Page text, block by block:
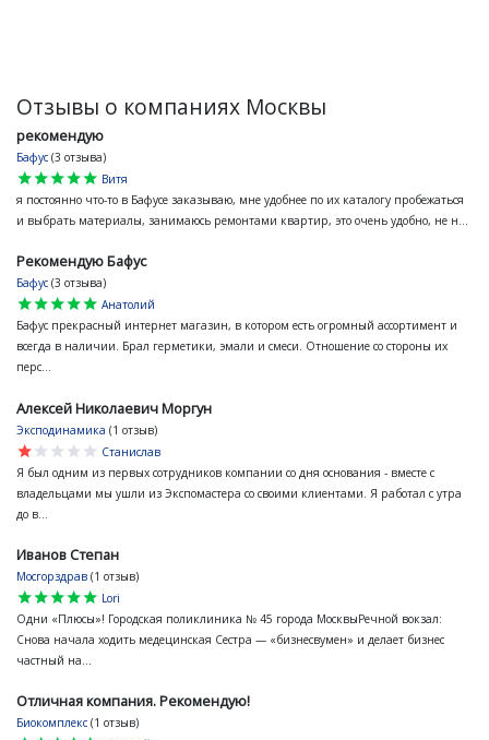
Отзывы о компаниях Москвы
рекомендую
Бафус (3 отзыва)
star
star
star
star
star
Витя
я постоянно что-то в Бафусе заказываю, мне удобнее по их каталогу пробежаться
и выбрать материалы, занимаюсь ремонтами квартир, это очень удобно, не н...
Рекомендую Бафус
Бафус (3 отзыва)
star
star
star
star
star
Анатолий
Бафус прекрасный интернет магазин, в котором есть огромный ассортимент и
всегда в наличии. Брал герметики, эмали и смеси. Отношение со стороны их
перс...
Алексей Николаевич Моргун
Эксподинамика (1 отзыв)
star
star
star
star
star
Станислав
Я был одним из первых сотрудников компании со дня основания - вместе с
владельцами мы ушли из Экспомастера со своими клиентами. Я работал с утра
до в...
Иванов Степан
Мосгорздрав (1 отзыв)
star
star
star
star
star
Lori
Одни «Плюсы»! Городская поликлиника № 45 города МосквыРечной вокзал:
Снова начала ходить медецинская Сестра — «бизнесвумен» и делает бизнес
частный на...
Отличная компания. Рекомендую!
Биокомплекс (1 отзыв)